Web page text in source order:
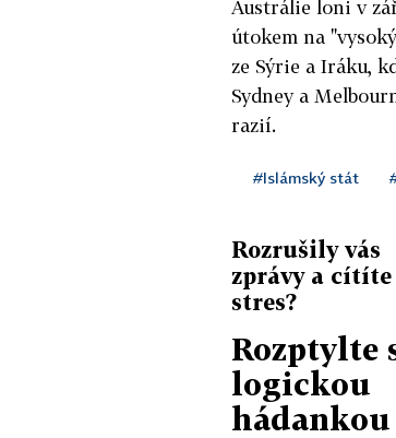
Austrálie loni v
útokem na
ze Sýrie a Iráku,
Sydney a
razií.
#Islámský stát
Rozrušily vás
zprávy a cítíte
stres?
Rozptylte
logickou
hádankou